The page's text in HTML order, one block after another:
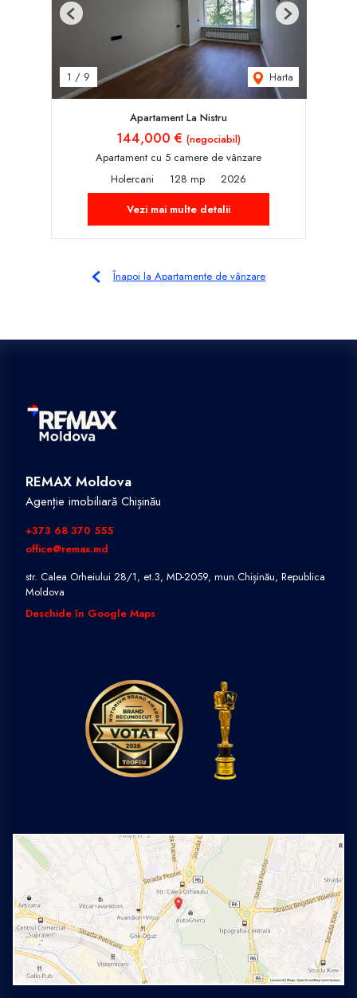
1 / 9 Harta
Previous Next
Apartament La Nistru
144,000 € (negociabil)
Apartament cu 5 camere de vânzare
Holercani
128 mp
2026
Vezi mai multe detalii
Înapoi la Apartamente de vânzare
REMAX Moldova
Agenție imobiliară Chișinău
+373 68 370 555
office@remax.md
str. Calea Orheiului 28/1, et.3, MD-2059, mun.Chișinău, Republica
Moldova
Deschide în Google Maps